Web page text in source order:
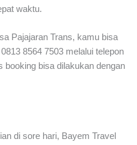
waktu.
Pajajaran Trans, kamu bisa
8564 7503 melalui telepon
booking bisa dilakukan dengan
di sore hari, Bayem Travel